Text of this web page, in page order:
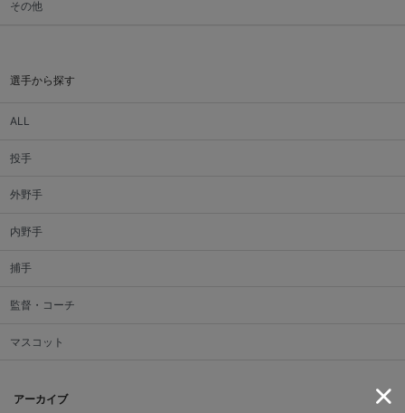
その他
選手から探す
ALL
投手
外野手
内野手
捕手
監督・コーチ
マスコット
アーカイブ